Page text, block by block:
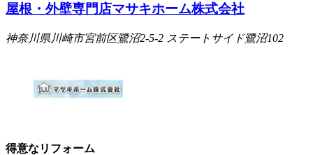
屋根・外壁専門店マサキホーム株式会社
神奈川県川崎市宮前区鷺沼2-5-2 ステートサイド鷺沼102
得意なリフォーム